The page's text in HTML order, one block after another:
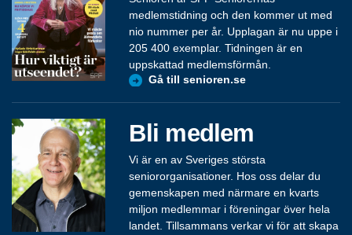
medlemstidning och den kommer ut med
nio nummer per år. Upplagan är nu uppe i
205 400 exemplar. Tidningen är en
uppskattad medlemsförmån.
Gå till senioren.se
Bli medlem
Vi är en av Sveriges största
seniororganisationer. Hos oss delar du
gemenskapen med närmare en kvarts
miljon medlemmar i föreningar över hela
landet. Tillsammans verkar vi för att skapa